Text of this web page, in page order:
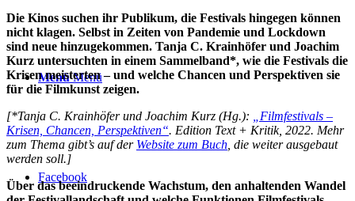
Menü Menü
Facebook
Die Kinos suchen ihr Publikum, die Festivals hingegen können
nicht klagen. Selbst in Zeiten von Pandemie und Lockdown
sind neue hinzugekommen. Tanja C. Krainhöfer und Joachim
Kurz untersuchten in einem Sammelband*, wie die Festivals die
Krisen meisterten – und welche Chancen und Perspektiven sie
für die Filmkunst zeigen.
[*Tanja C. Krainhöfer und Joachim Kurz (Hg.):
„Filmfestivals –
Krisen, Chancen, Perspektiven“. Edition Text + Kritik, 2022. Mehr
zum Thema gibt’s auf der Website zum Buch , die weiter ausgebaut
werden soll.]
Über das beeindruckende Wachstum, den anhaltenden Wandel